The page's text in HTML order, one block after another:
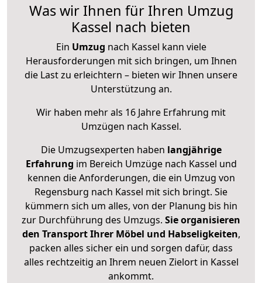
Was wir Ihnen für Ihren Umzug
Kassel nach bieten
Ein Umzug nach Kassel kann viele
Herausforderungen mit sich bringen, um Ihnen
die Last zu erleichtern – bieten wir Ihnen unsere
Unterstützung an.
Wir haben mehr als 16 Jahre Erfahrung mit
Umzügen nach Kassel.
Die Umzugsexperten haben langjährige
Erfahrung im Bereich Umzüge nach Kassel und
kennen die Anforderungen, die ein Umzug von
Regensburg nach Kassel mit sich bringt. Sie
kümmern sich um alles, von der Planung bis hin
zur Durchführung des Umzugs. Sie organisieren
den Transport Ihrer Möbel und Habseligkeiten,
packen alles sicher ein und sorgen dafür, dass
alles rechtzeitig an Ihrem neuen Zielort in Kassel
ankommt.